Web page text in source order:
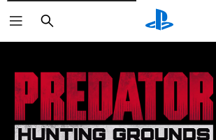
Buscar